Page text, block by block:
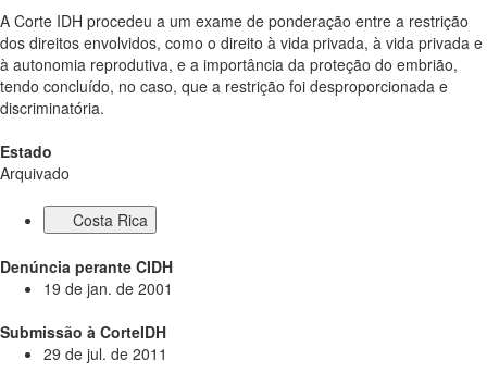
A Corte IDH procedeu a um exame de ponderação entre a restrição
dos direitos envolvidos, como o direito à vida privada, à vida privada e
à autonomia reprodutiva, e a importância da proteção do embrião,
tendo concluído, no caso, que a restrição foi desproporcionada e
discriminatória.
Estado
Arquivado
Costa Rica
Denúncia perante CIDH
19 de jan. de 2001
Submissão à CorteIDH
29 de jul. de 2011